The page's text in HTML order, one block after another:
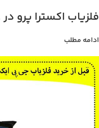
فلزیاب اکسترا پرو
ادامه مطلب